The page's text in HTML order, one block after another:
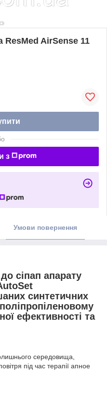
ResMed AirSense 11
з
Умови повернення
сіпап апарату
синтетичних
ефективності та
середовища,
під час терапії апное